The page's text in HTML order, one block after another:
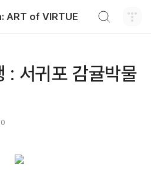
ART of VIRTUE
: 서귀포 감귤박물